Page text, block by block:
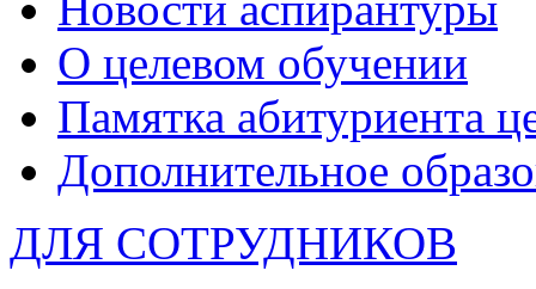
О целевом обучении
Памятка абитуриента
Дополнительное
ДЛЯ СОТРУДНИКОВ